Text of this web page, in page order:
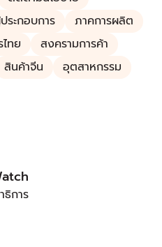
ระกอบการ
ภาคการผลิต
ทย
สงครามการค้า
สินค้าจีน
อุตสาหกรรม
การ